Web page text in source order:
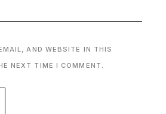
AND WEBSITE IN THIS
NEXT TIME I COMMENT.